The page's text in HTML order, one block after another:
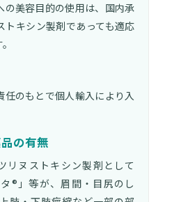
の美容目的の使用は、国内承
トキシン製剤であっても適応
任のもとで個人輸入により入
の有無
リヌストキシン製剤として
®」等が、眉間・目尻のし